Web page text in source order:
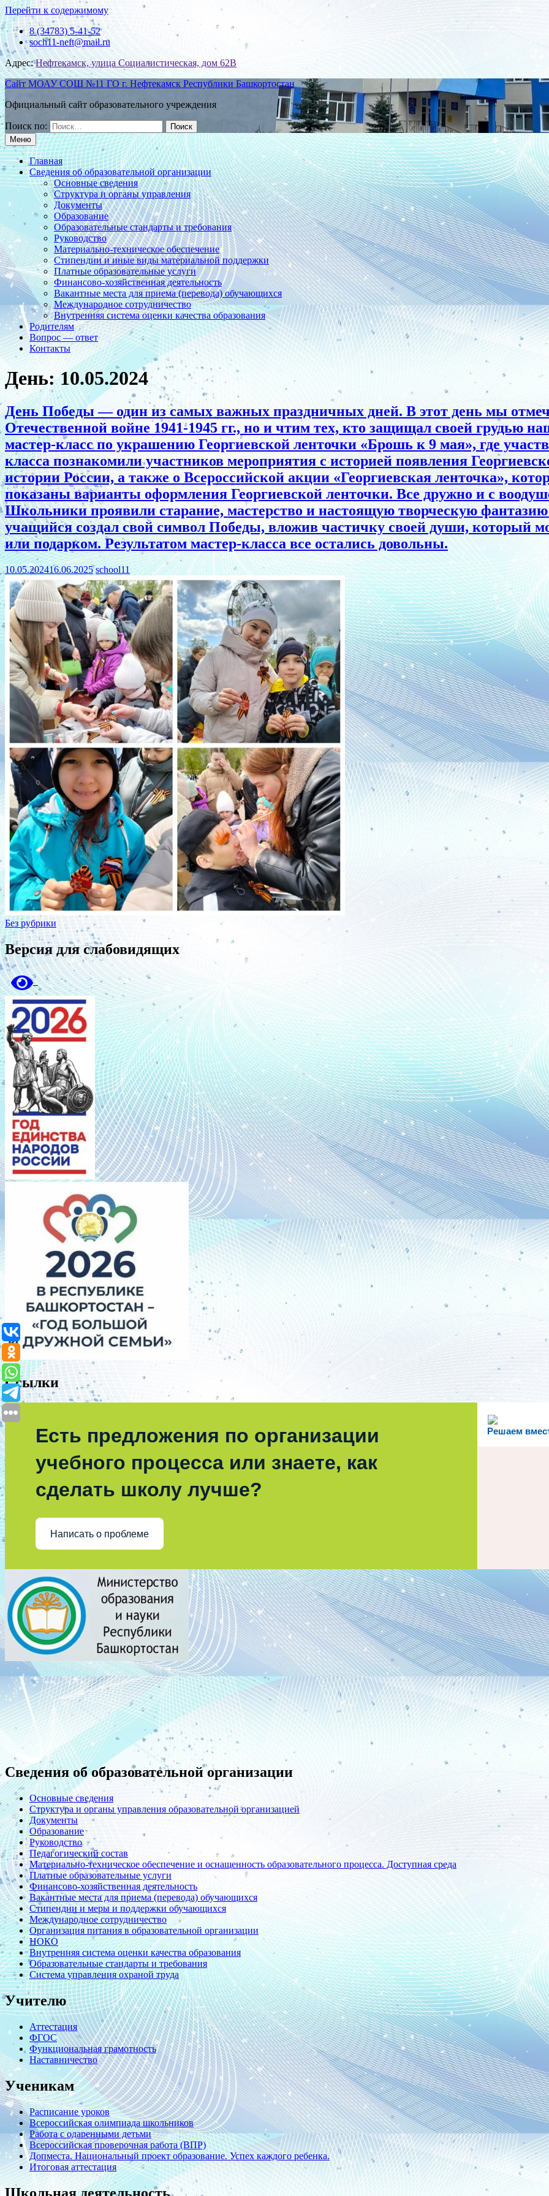
Перейти к содержимому
8 (34783) 5-41-52
soch11-neft@mail.ru
Адрес:Нефтекамск, улица Социалистическая, дом 62В
Сайт МОАУ СОШ №11 ГО г. Нефтекамск Республики Башкортостан
Официальный сайт образовательного учреждения
Поиск по:
Меню
Главная
Сведения об образовательной организации
Основные сведения
Структура и органы управления
Документы
Образование
Образовательные стандарты и требования
Руководство
Материально-техническое обеспечение
Стипендии и иные виды материальной поддержки
Платные образовательные услуги
Финансово-хозяйственная деятельность
Вакантные места для приема (перевода) обучающихся
Международное сотрудничество
Внутренняя система оценки качества образования
Родителям
Вопрос — ответ
Контакты
День:10.05.2024
День Победы — один из самых важных праздничных дней. В этот день мы
Отечественной войне 1941-1945 гг., но и чтим тех, кто защищал своей грудью
мастер-класс по украшению Георгиевской ленточки «Брошь к 9 мая», где
класса познакомили участников мероприятия с историей появления
истории России, а также о Всероссийской акции «Георгиевская ленточка»,
показаны варианты оформления Георгиевской ленточки. Все дружно и с
Школьники проявили старание, мастерство и настоящую творческую
учащийся создал свой символ Победы, вложив частичку своей души, который
или подарком. Результатом мастер-класса все остались довольны.
10.05.202416.06.2025 school11
Без рубрики
Версия для слабовидящих
Ссылки
Решаем
Есть предложения по организации
учебного процесса или знаете, как
сделать школу лучше?
Написать о проблеме
Сведения об образовательной организации
Основные сведения
Структура и органы управления образовательной организацией
Документы
Образование
Руководство
Педагогический состав
Материально-техническое обеспечение и оснащенность образовательного процесса. Доступная среда
Платные образовательные услуги
Финансово-хозяйственная деятельность
Вакантные места для приема (перевода) обучающихся
Стипендии и меры и поддержки обучающихся
Международное сотрудничество
Организация питания в образовательной организации
НОКО
Внутренняя система оценки качества образования
Образовательные стандарты и требования
Система управления охраной труда
Учителю
Аттестация
ФГОС
Функциональная грамотность
Наставничество
Ученикам
Расписание уроков
Всероссийская олимпиада школьников
Работа с одаренными детьми
Всероссийская проверочная работа (ВПР)
Допместа. Национальный проект образование. Успех каждого ребенка.
Итоговая аттестация
Школьная деятельность